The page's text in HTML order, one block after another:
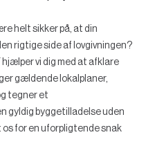
helt sikker på, at din
rigtige side af lovgivningen?
hjælper vi dig med at afklare
gældende lokalplaner,
tegner et
gyldig byggetilladelse uden
for en uforpligtende snak